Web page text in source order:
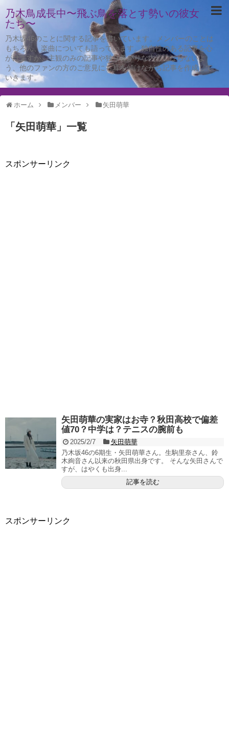
乃木鳥成長中〜飛ぶ鳥を落とす勢いの彼女
たち〜
乃木坂46のことに関する記事を書いています。メンバーのことは
もちろん、楽曲についても語っています。独自性のある記事を心
がけますが、主観のみの記事や独り善がりな内容にならないよ
う、他のファンの方のご意見にも耳を傾けながら記事を作成して
いきます。
ホーム メンバー 矢田萌華
「 矢田萌華 」 一覧
スポンサーリンク
矢田萌華の実家はお寺？秋田高校で偏差
値70？中学は？テニスの腕前も
2025/2/7
矢田萌華
乃木坂46の6期生・矢田萌華さん。生駒里奈さん、鈴
木絢音さん以来の秋田県出身です。 そんな矢田さんで
すが、はやくも出身...
記事を読む
スポンサーリンク